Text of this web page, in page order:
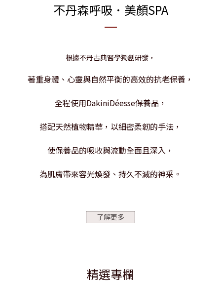
不丹森呼吸．美顏SPA
根據不丹古典醫學獨創研發，
著重身體、心靈與自然平衡的高效的抗老保養，
全程使用DakiniDéesse保養品，
搭配天然植物精華，以細密柔韌的手法，
使保養品的吸收與流動全面且深入，
為肌膚帶來容光煥發、持久不減的神采。
精選專欄